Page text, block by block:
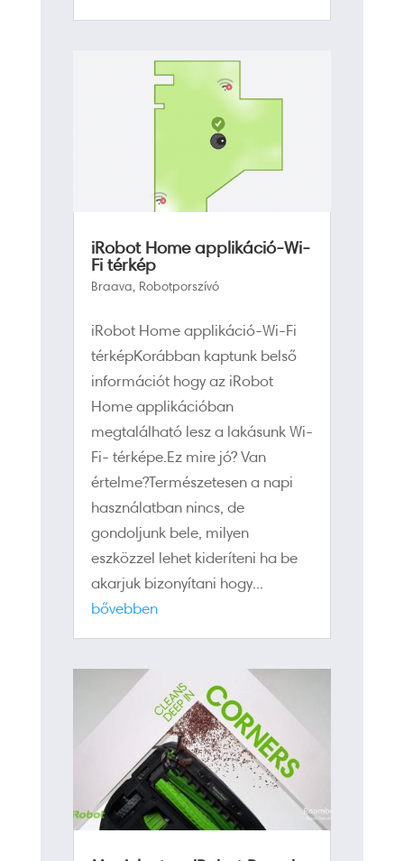
iRobot Home applikáció-Wi-
Fi térkép
Braava Robotporszívó
iRobot Home applikáció-Wi-Fi
térképKorábban kaptunk belső
információt hogy az iRobot
Home applikációban
megtalálható lesz a lakásunk Wi-
Fi- térképe.Ez mire jó? Van
értelme?Természetesen a napi
használatban nincs, de
gondoljunk bele, milyen
eszközzel lehet kideríteni ha be
akarjuk bizonyítani hogy...
bővebben